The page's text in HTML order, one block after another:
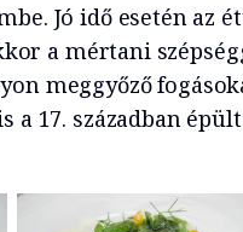
Jó idő esetén az
a mértani
meggyőző
a 17. században